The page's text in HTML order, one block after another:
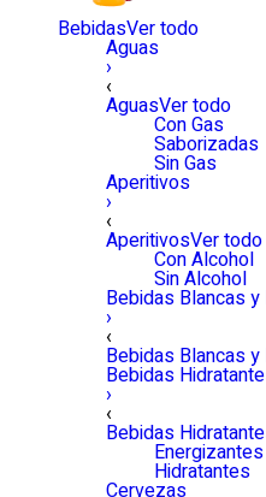
BebidasVer todo
Aguas
›
‹
AguasVer todo
Con Gas
Saborizadas
Sin Gas
Aperitivos
›
‹
AperitivosVer todo
Con Alcohol
Sin Alcohol
Bebidas Blancas
›
‹
Bebidas Blancas
Bebidas
›
‹
Bebidas
Energizantes
Hidratantes
Cervezas